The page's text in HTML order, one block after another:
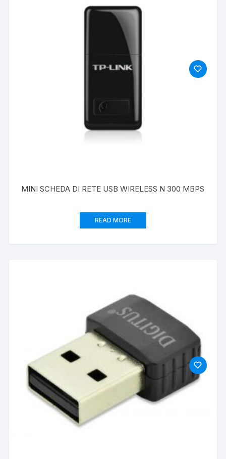
MINI SCHEDA DI RETE USB WIRELESS N 300 MBPS
READ MORE